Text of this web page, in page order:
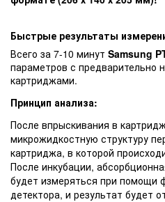
Быстрые результаты
Всего за 7-10 минут Samsung
параметров с предварительно
картриджами.
Принцип анализа:
После впрыскивания в
микрожидкостную структуру
картриджа, в которой
После инкубации,
будет измеряться при помощи
детектора, и результат будет